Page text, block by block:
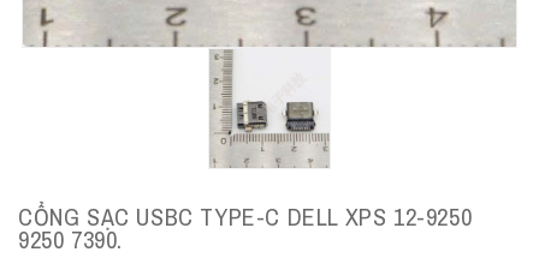
CỔNG SẠC USBC TYPE-C DELL XPS 12-9250
9250 7390.